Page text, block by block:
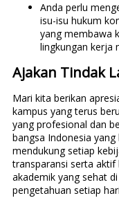
Anda perlu
isu-isu hukum
yang membawa
lingkungan kerja
Ajakan Tindak
Mari kita berikan
kampus yang terus
yang profesional dan
bangsa Indonesia
mendukung setiap
transparansi serta
akademik yang sehat
pengetahuan setiap